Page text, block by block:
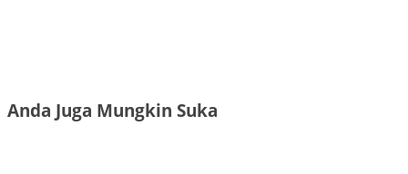
Anda Juga Mungkin Suka